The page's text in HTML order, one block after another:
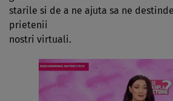
starile si de a ne ajuta sa ne
prietenii
nostri virtuali.